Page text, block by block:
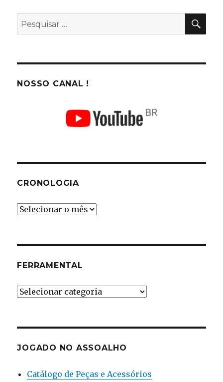
Pesquisar
por:
NOSSO CANAL !
CRONOLOGIA
Cronologia
FERRAMENTAL
Ferramental
JOGADO NO ASSOALHO
Catálogo de Peças e Acessórios